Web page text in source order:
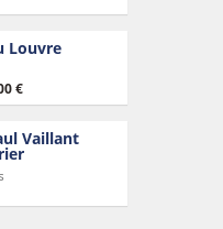
Louvre
€
Vaillant